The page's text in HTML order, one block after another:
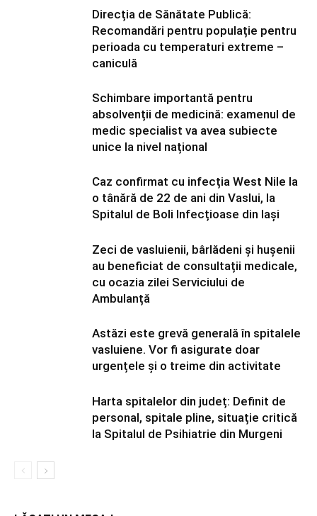
Direcția de Sănătate Publică:
Recomandări pentru populație pentru
perioada cu temperaturi extreme –
caniculă
Schimbare importantă pentru
absolvenții de medicină: examenul de
medic specialist va avea subiecte
unice la nivel național
Caz confirmat cu infecția West Nile la
o tânără de 22 de ani din Vaslui, la
Spitalul de Boli Infecțioase din Iași
Zeci de vasluienii, bârlădeni și hușenii
au beneficiat de consultații medicale,
cu ocazia zilei Serviciului de
Ambulanță
Astăzi este grevă generală în spitalele
vasluiene. Vor fi asigurate doar
urgențele și o treime din activitate
Harta spitalelor din județ: Definit de
personal, spitale pline, situație critică
la Spitalul de Psihiatrie din Murgeni